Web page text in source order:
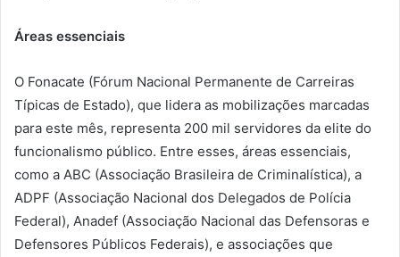
Áreas essenciais
O Fonacate (Fórum Nacional Permanente de Carreiras
Típicas de Estado), que lidera as mobilizações marcadas
para este mês, representa 200 mil servidores da elite do
funcionalismo público. Entre esses, áreas essenciais,
como a ABC (Associação Brasileira de Criminalística), a
ADPF (Associação Nacional dos Delegados de Polícia
Federal), Anadef (Associação Nacional das Defensoras e
Defensores Públicos Federais), e associações que